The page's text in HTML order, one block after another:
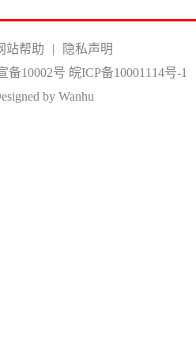
站帮助 |
隐私声明
备10002号 皖ICP备10001114号-1
by Wanhu